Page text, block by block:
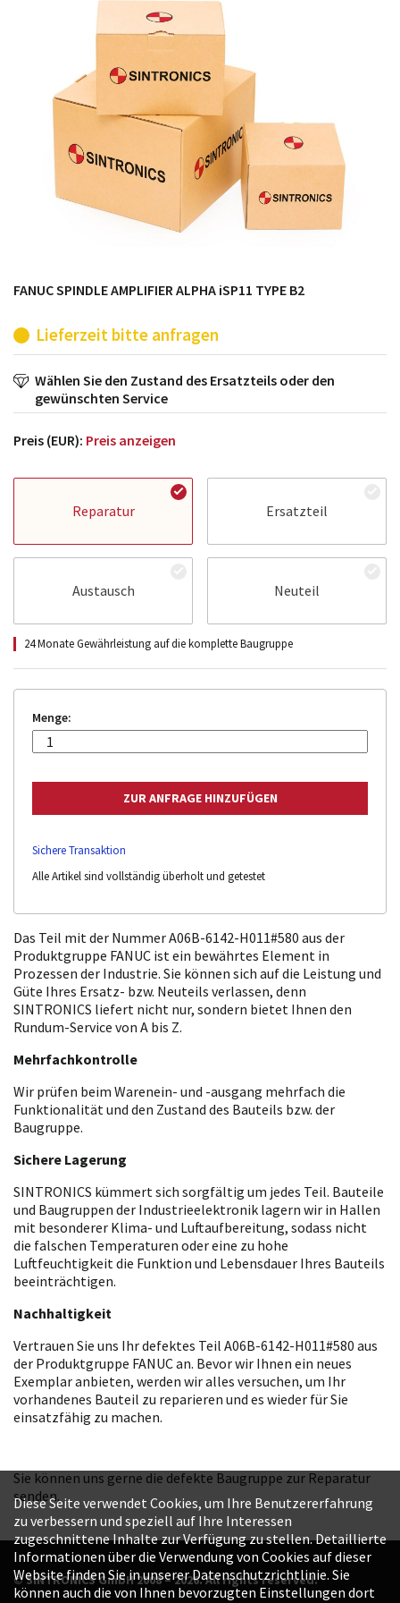
möglich. SINTRONICS ist dann ihr Partner, der
entweder die alten Baugruppen technisch hochwertig
repariert oder ihnen die abgekündigten Baugruppen
aus dem eigenen Lager ersetzt.
FANUC SPINDLE AMPLIFIER ALPHA iSP11 TYPE B2
Lieferzeit bitte anfragen
Wählen Sie den Zustand des Ersatzteils oder den
gewünschten Service
Preis (EUR): Preis anzeigen
Reparatur Ersatzteil
Austausch Neuteil
24 Monate Gewährleistung auf die komplette Baugruppe
Menge:
Sichere Transaktion
Alle Artikel sind vollständig überholt und getestet
Das Teil mit der Nummer A06B-6142-H011#580 aus der
Produktgruppe FANUC ist ein bewährtes Element in
Prozessen der Industrie. Sie können sich auf die Leistung und
Güte Ihres Ersatz- bzw. Neuteils verlassen, denn
SINTRONICS liefert nicht nur, sondern bietet Ihnen den
Rundum-Service von A bis Z.
Mehrfachkontrolle
Wir prüfen beim Warenein- und -ausgang mehrfach die
Funktionalität und den Zustand des Bauteils bzw. der
Baugruppe.
Sichere Lagerung
SINTRONICS kümmert sich sorgfältig um jedes Teil. Bauteile
und Baugruppen der Industrieelektronik lagern wir in Hallen
mit besonderer Klima- und Luftaufbereitung, sodass nicht
die falschen Temperaturen oder eine zu hohe
Luftfeuchtigkeit die Funktion und Lebensdauer Ihres Bauteils
beeinträchtigen.
Nachhaltigkeit
Vertrauen Sie uns Ihr defektes Teil A06B-6142-H011#580 aus
der Produktgruppe FANUC an. Bevor wir Ihnen ein neues
Exemplar anbieten, werden wir alles versuchen, um Ihr
vorhandenes Bauteil zu reparieren und es wieder für Sie
einsatzfähig zu machen.
Sie können uns gerne die defekte Baugruppe zur Reparatur
senden.
© SINTRONICS GmbH 2008 – 2026. All rights reserved.
Diese Seite verwendet Cookies, um Ihre Benutzererfahrung
zu verbessern und speziell auf Ihre Interessen
zugeschnittene Inhalte zur Verfügung zu stellen. Detaillierte
Informationen über die Verwendung von Cookies auf dieser
Website finden Sie in unserer Datenschutzrichtlinie. Sie
können auch die von Ihnen bevorzugten Einstellungen dort